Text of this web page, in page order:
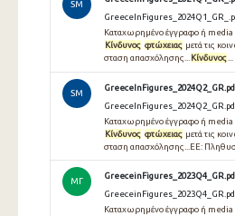
SM
Καταχωρημένο έγγραφο ή media
Κίνδυνος φτώχειας μετά τις
σταση απασχόλησης... Κίνδυνος...
SM
Καταχωρημένο έγγραφο ή media
Κίνδυνος φτώχειας μετά τις
σταση απασχόλησης...ΕΕ:
ΜΓ
Καταχωρημένο έγγραφο ή media